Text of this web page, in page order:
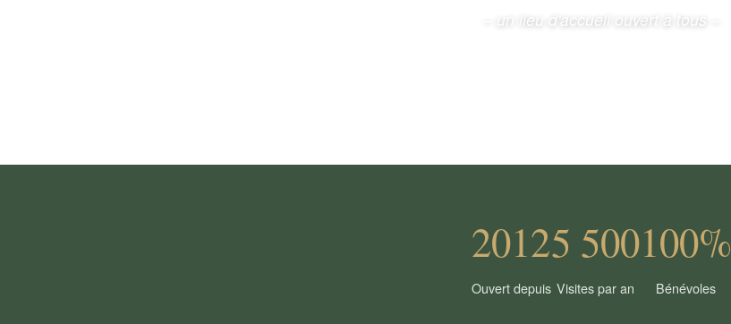
– un lieu d'accueil ouvert à tous –
2012
Ouvert depuis
5 500
Visites par an
100%
Bénévoles